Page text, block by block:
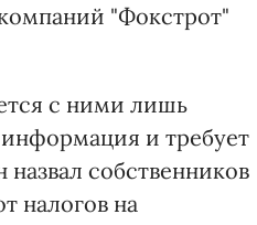
"Фокстрот"
с ними лишь
и требует
собственников
налогов на